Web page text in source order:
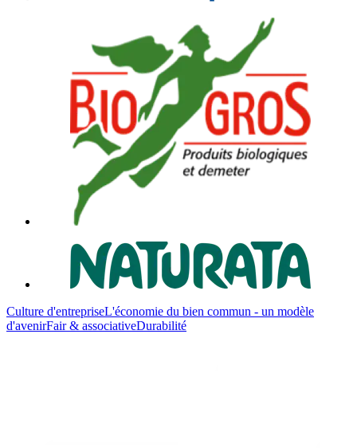
Culture d'entrepriseL'économie du bien commun - un modèle
d'avenirFair & associativeDurabilité